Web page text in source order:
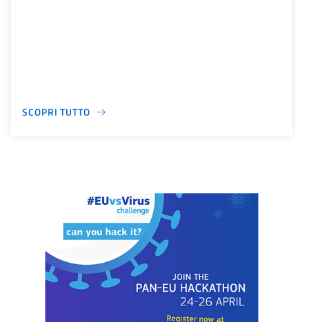
SCOPRI TUTTO